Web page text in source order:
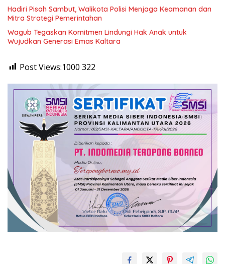
Hadiri Pisah Sambut, Walikota Polisi Menjaga Keamanan dan
Mitra Strategi Pemerintahan
Wagub Tegaskan Komitmen Lindungi Hak Anak untuk
Wujudkan Generasi Emas Kaltara
Post Views:1000 322